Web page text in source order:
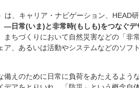
、キャリア・ナビゲーション、HEAD
日常(いま)と非常時(もしも)をつなぐデ
ちづくりにおいて自然災害などの「非
、あるいは活動やシステムなどのソフ
えのために日常に負荷をあたえるよう